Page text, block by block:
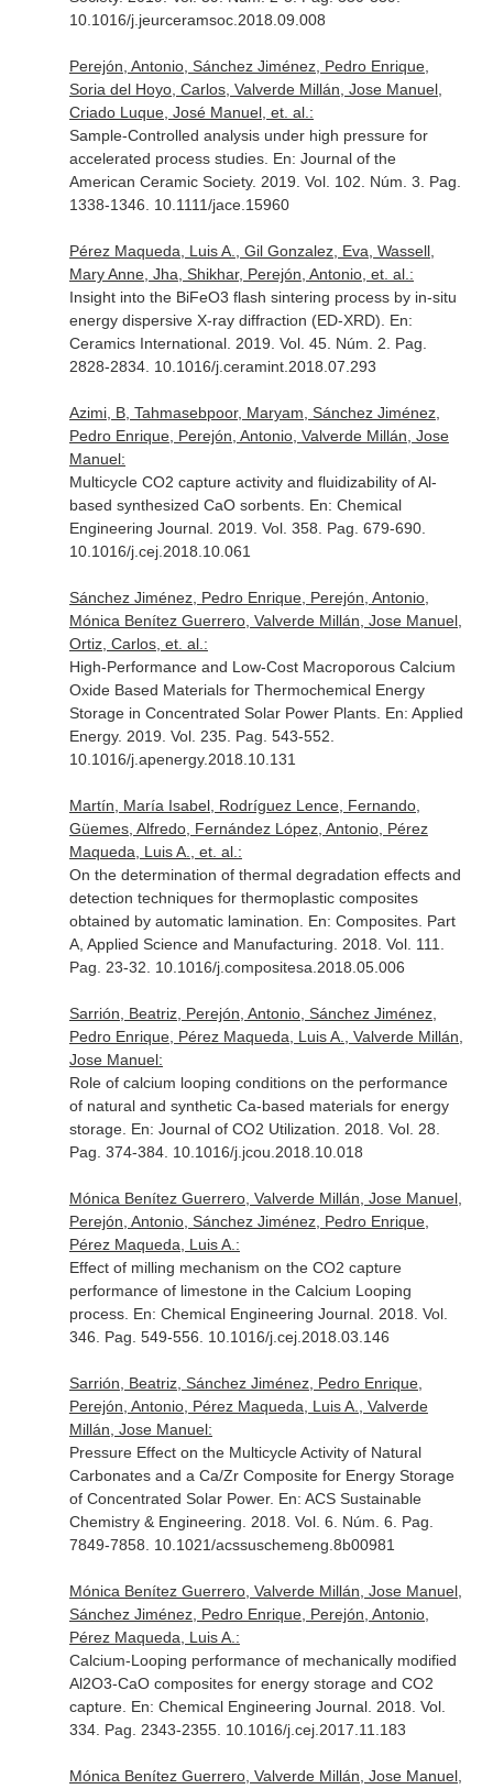
10.1016/j.jeurceramsoc.2018.09.008
Perejón, Antonio, Sánchez Jiménez, Pedro Enrique,
Soria del Hoyo, Carlos, Valverde Millán, Jose Manuel,
Criado Luque, José Manuel, et. al.:
Sample-Controlled analysis under high pressure for
accelerated process studies. En: Journal of the
American Ceramic Society. 2019. Vol. 102. Núm. 3. Pag.
1338-1346. 10.1111/jace.15960
Pérez Maqueda, Luis A., Gil Gonzalez, Eva, Wassell,
Mary Anne, Jha, Shikhar, Perejón, Antonio, et. al.:
Insight into the BiFeO3 flash sintering process by in-situ
energy dispersive X-ray diffraction (ED-XRD). En:
Ceramics International. 2019. Vol. 45. Núm. 2. Pag.
2828-2834. 10.1016/j.ceramint.2018.07.293
Azimi, B, Tahmasebpoor, Maryam, Sánchez Jiménez,
Pedro Enrique, Perejón, Antonio, Valverde Millán, Jose
Manuel:
Multicycle CO2 capture activity and fluidizability of Al-
based synthesized CaO sorbents. En: Chemical
Engineering Journal. 2019. Vol. 358. Pag. 679-690.
10.1016/j.cej.2018.10.061
Sánchez Jiménez, Pedro Enrique, Perejón, Antonio,
Mónica Benítez Guerrero, Valverde Millán, Jose Manuel,
Ortiz, Carlos, et. al.:
High-Performance and Low-Cost Macroporous Calcium
Oxide Based Materials for Thermochemical Energy
Storage in Concentrated Solar Power Plants. En: Applied
Energy. 2019. Vol. 235. Pag. 543-552.
10.1016/j.apenergy.2018.10.131
Martín, María Isabel, Rodríguez Lence, Fernando,
Güemes, Alfredo, Fernández López, Antonio, Pérez
Maqueda, Luis A., et. al.:
On the determination of thermal degradation effects and
detection techniques for thermoplastic composites
obtained by automatic lamination. En: Composites. Part
A, Applied Science and Manufacturing . 2018. Vol. 111.
Pag. 23-32. 10.1016/j.compositesa.2018.05.006
Sarrión, Beatriz, Perejón, Antonio, Sánchez Jiménez,
Pedro Enrique, Pérez Maqueda, Luis A., Valverde Millán,
Jose Manuel:
Role of calcium looping conditions on the performance
of natural and synthetic Ca-based materials for energy
storage. En: Journal of CO2 Utilization . 2018. Vol. 28.
Pag. 374-384. 10.1016/j.jcou.2018.10.018
Mónica Benítez Guerrero, Valverde Millán, Jose Manuel,
Perejón, Antonio, Sánchez Jiménez, Pedro Enrique,
Pérez Maqueda, Luis A.:
Effect of milling mechanism on the CO2 capture
performance of limestone in the Calcium Looping
process. En: Chemical Engineering Journal. 2018. Vol.
346. Pag. 549-556. 10.1016/j.cej.2018.03.146
Sarrión, Beatriz, Sánchez Jiménez, Pedro Enrique,
Perejón, Antonio, Pérez Maqueda, Luis A., Valverde
Millán, Jose Manuel:
Pressure Effect on the Multicycle Activity of Natural
Carbonates and a Ca/Zr Composite for Energy Storage
of Concentrated Solar Power. En: ACS Sustainable
Chemistry & Engineering . 2018. Vol. 6. Núm. 6. Pag.
7849-7858. 10.1021/acssuschemeng.8b00981
Mónica Benítez Guerrero, Valverde Millán, Jose Manuel,
Sánchez Jiménez, Pedro Enrique, Perejón, Antonio,
Pérez Maqueda, Luis A.:
Calcium-Looping performance of mechanically modified
Al2O3-CaO composites for energy storage and CO2
capture. En: Chemical Engineering Journal. 2018. Vol.
334. Pag. 2343-2355. 10.1016/j.cej.2017.11.183
Mónica Benítez Guerrero, Valverde Millán, Jose Manuel,